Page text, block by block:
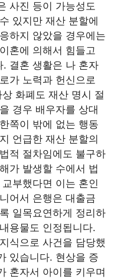
사진 등이 가능성도
있지만 재산 분할에
하지 않았을 경우에는
혼에 의해서 힘들고
결혼 생활은 나 혼자
가 노력과 헌신으로
화폐도 재산 명시 절
경우 배우자를 상대
쪽이 밖에 없는 행동
언급한 재산 분할의
적 절차임에도 불구하
가 발생할 수에서 법
부했다면 이는 혼인
어서 은행은 대출금
일목요연하게 정리하
용물도 인정됩니다.
식으로 사건을 담당했
있습니다. 현상을 증
혼자서 아이를 키우며